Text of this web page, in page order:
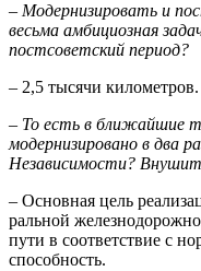
– Модернизировать и
весьма амбициозная
постсоветский период?
– 2,5 тысячи километров.
– То есть в ближайшие
модернизировано в два
Независимости?
– Основная цель
ральной
пути в соответствие с
способность.